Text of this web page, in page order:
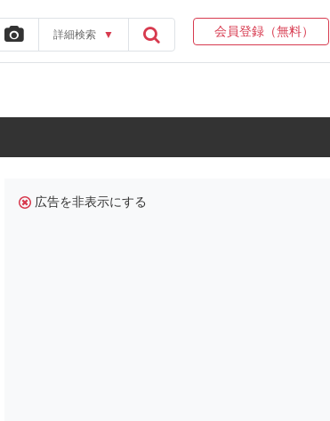
詳細検索 ▼ 会員登録（無料）
広告を非表示にする